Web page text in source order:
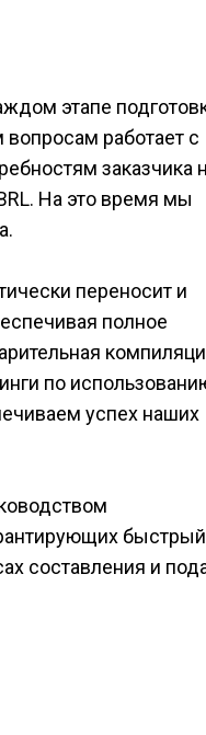
этапе
работает с
заказчика
На это время мы
переносит и
полное
по
успех наших
быстрый
составления и